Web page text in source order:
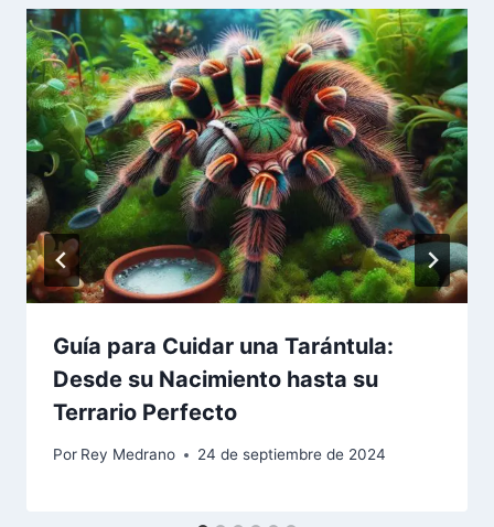
Guía para Cuidar una Tarántula:
Desde su Nacimiento hasta su
Terrario Perfecto
Por Rey Medrano 24 de septiembre de 2024